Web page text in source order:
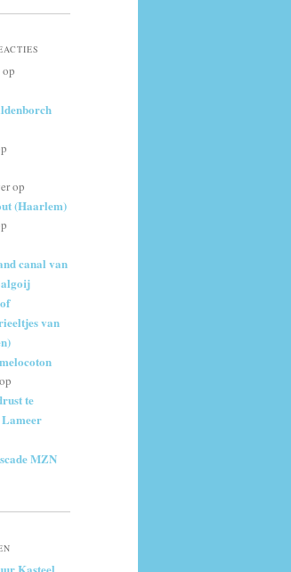
op
op
(Haarlem)
canal van
van
te
MZN